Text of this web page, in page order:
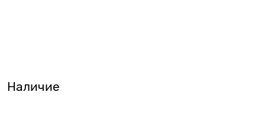
Наличие